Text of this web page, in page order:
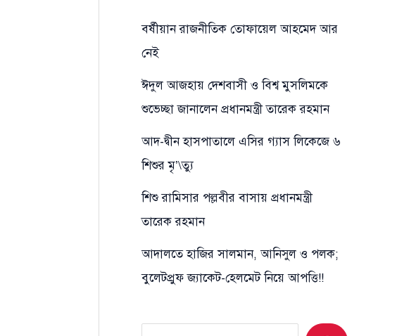
বর্ষীয়ান রাজনীতিক তোফায়েল আহমেদ আর
নেই
ঈদুল আজহায় দেশবাসী ও বিশ্ব মুসলিমকে
শুভেচ্ছা জানালেন প্রধানমন্ত্রী তারেক রহমান
আদ-দ্বীন হাসপাতালে এসির গ্যাস লিকেজে ৬
শিশুর মৃ’\ত্যু
শিশু রামিসার পল্লবীর বাসায় প্রধানমন্ত্রী
তারেক রহমান
আদালতে হাজির সালমান, আনিসুল ও পলক;
বুলেটপ্রুফ জ্যাকেট-হেলমেট নিয়ে আপত্তি!!